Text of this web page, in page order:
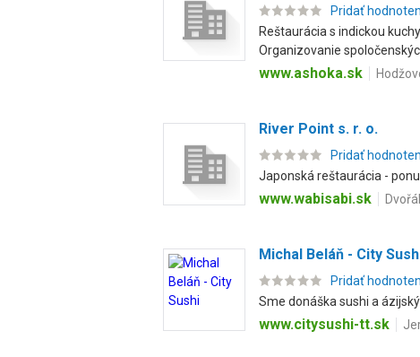
Pridať
Reštaurácia s indickou
Organizovanie
www.ashoka.sk
River Point s. r. o.
Pridať
Japonská reštaurácia -
www.wabisabi.sk
Michal Beláň - City
Pridať
Sme donáška sushi a
www.citysushi-tt.sk